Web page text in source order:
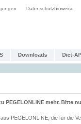
Datenschutzhinweise
Downloads Dict-
PEGELONLINE mehr. Bitte
PEGELONLINE, die für die